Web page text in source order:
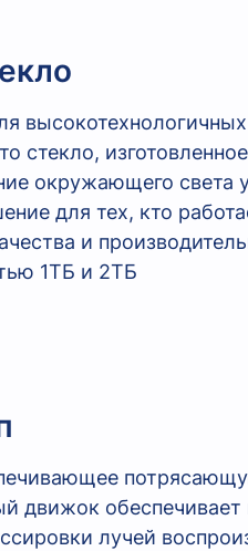
окружающего света
для тех, кто
и
1ТБ и 2ТБ
движок
лучей